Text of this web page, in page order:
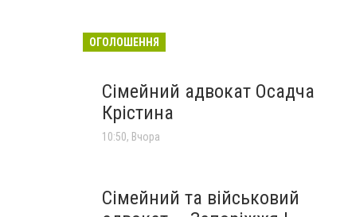
ОГОЛОШЕННЯ
Сімейний адвокат Осадча
Крістина
10:50, Вчора
Сімейний та військовий